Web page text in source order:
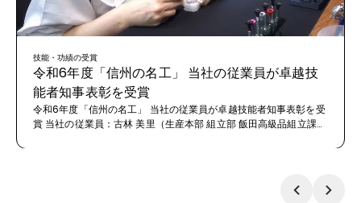
技能・功績の受賞
令和6年度「信州の名工」 当社の従業員が卓越技
能者知事表彰を受賞
令和6年度「信州の名工」 当社の従業員が卓越技能者知事表彰を受
賞 当社の従業員：古林 美里（生産本部 組立部 飯田高級品組立課）